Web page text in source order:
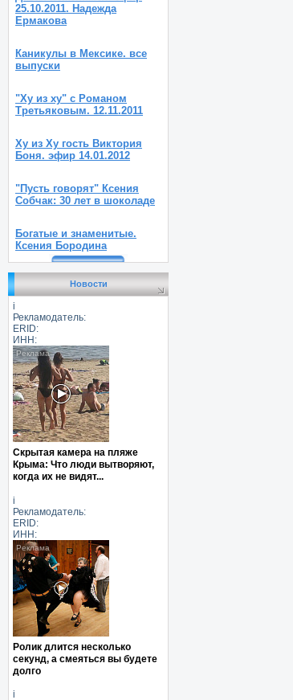
25.10.2011. Надежда
Ермакова
Каникулы в Мексике. все
выпуски
"Ху из ху" с Романом
Третьяковым. 12.11.2011
Ху из Ху гость Виктория
Боня. эфир 14.01.2012
"Пусть говорят" Ксения
Собчак: 30 лет в шоколаде
Богатые и знаменитые.
Ксения Бородина
Новости
i
Рекламодатель:
ERID:
ИНН:
Скрытая камера на пляже
Крыма: Что люди вытворяют,
когда их не видят...
i
Рекламодатель:
ERID:
ИНН:
Ролик длится несколько
секунд, а смеяться вы будете
долго
i